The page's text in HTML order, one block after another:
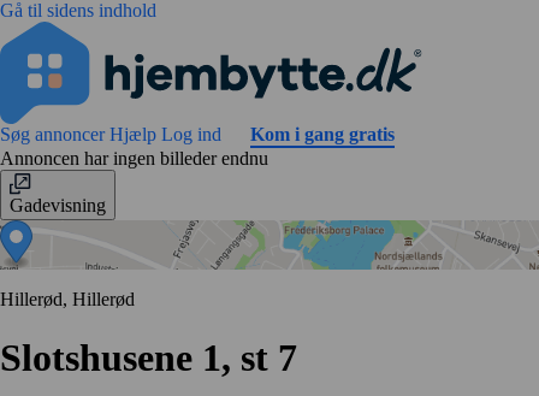
Gå til sidens indhold
Søg annoncerHjælp Log ind
Kom i gang gratis
Annoncen har ingen billeder endnu
Gadevisning
Hillerød, Hillerød
Slotshusene 1, st 7